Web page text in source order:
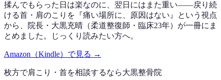
揉んでもらった日は楽なのに、翌日にはまた重い——戻り続
ける首・肩のこりを『痛い場所に、原因はない』という視点
から、院長・大黒充晴（柔道整復師・臨床23年）が一冊にま
とめました。じっくり読みたい方へ。
Amazon（Kindle）で見る →
枚方で肩こり・首を相談するなら大黒整骨院